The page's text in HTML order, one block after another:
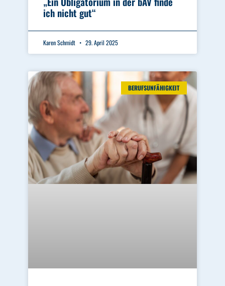
ich nicht gut“
Karen Schmidt 29. April 2025
BERUFSUNFÄHIGKEIT